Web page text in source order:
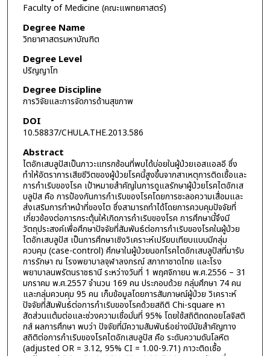
Faculty of Medicine (คณะแพทยศาสตร์)
Degree Name
วิทยาศาสตรมหาบัณฑิต
Degree Level
ปริญญาโท
Degree Discipline
การวิจัยและการจัดการด้านสุขภาพ
DOI
10.58837/CHULA.THE.2013.586
Abstract
ไตอักเสบลูปัสเป็นภาวะแทรกซ้อนที่พบได้บ่อยในผู้ป่วยเอสแอลอี ซึ่ง
ทำให้อัตราการเสียชีวิตของผู้ป่วยโรคนี้สูงขึ้นจากสาเหตุการติดเชื้อและ
การกำเริบของโรค เป้าหมายสำคัญในการดูแลรักษาผู้ป่วยโรคไตอักเส
บลูปัส คือ การป้องกันการกำเริบของโรคโดยการชะลอความเสื่อมและ
ส่งเสริมการทำหน้าที่ของไต ซึ่งสามารถทำได้โดยการควบคุมปัจจัยที่
เกี่ยวข้องต่อการกระตุ้นให้เกิดการกำเริบของโรค การศึกษานี้จึงมี
วัตถุประสงค์เพื่อศึกษาปัจจัยที่สัมพันธ์ต่อการกำเริบของโรคในผู้ป่วย
ไตอักเสบลูปัส เป็นการศึกษาเชิงวิเคราะห์เปรียบเทียบแบบมีกลุ่ม
ควบคุม (case-control) ศึกษาในผู้ป่วยนอกโรคไตอักเสบลูปัสที่มารับ
การรักษา ณ โรงพยาบาลจุฬาลงกรณ์ สภากาชาดไทย และโรง
พยาบาลนพรัตนราชธานี ระหว่างวันที่ 1 พฤศจิกายน พ.ศ.2556 – 31
มกราคม พ.ศ.2557 จำนวน 169 คน ประกอบด้วย กลุ่มศึกษา 74 คน
และกลุ่มควบคุม 95 คน เก็บข้อมูลโดยการสัมภาษณ์ผู้ป่วย วิเคราะห์
ปัจจัยที่สัมพันธ์ต่อการกำเริบของโรคด้วยสถิติ Chi-square หา
สัดส่วนแต้มต่อและช่วงความเชื่อมั่นที่ 95% โดยใช้สถิติถดถอยโลจิสติ
กส์ ผลการศึกษา พบว่า ปัจจัยที่มีความสัมพันธ์อย่างมีนัยสำคัญทาง
สถิติต่อการกำเริบของโรคไตอักเสบลูปัส คือ ระดับความดันโลหิต
(adjusted OR = 3.12, 95% CI = 1.00-9.71) ภาวะติดเชื้อ